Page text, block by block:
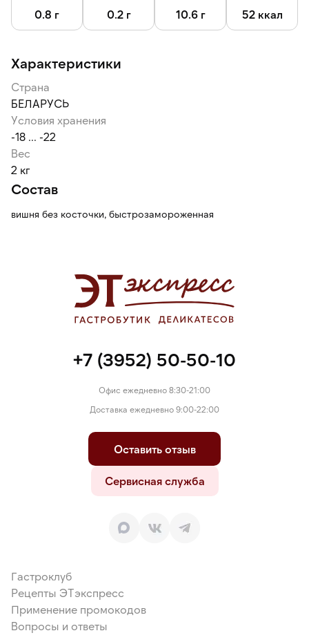
0.8 г 0.2 г 10.6 г 52 ккал
Характеристики
Страна
БЕЛАРУСЬ
Условия хранения
-18 ... -22
Вес
2 кг
Состав
вишня без косточки, быстрозамороженная
+7 (3952) 50-50-10
Офис ежедневно 8:30-21:00
Доставка ежедневно 9:00-22:00
Оставить отзыв
Сервисная служба
Гастроклуб
Рецепты ЭТэкспресс
Применение промокодов
Вопросы и ответы